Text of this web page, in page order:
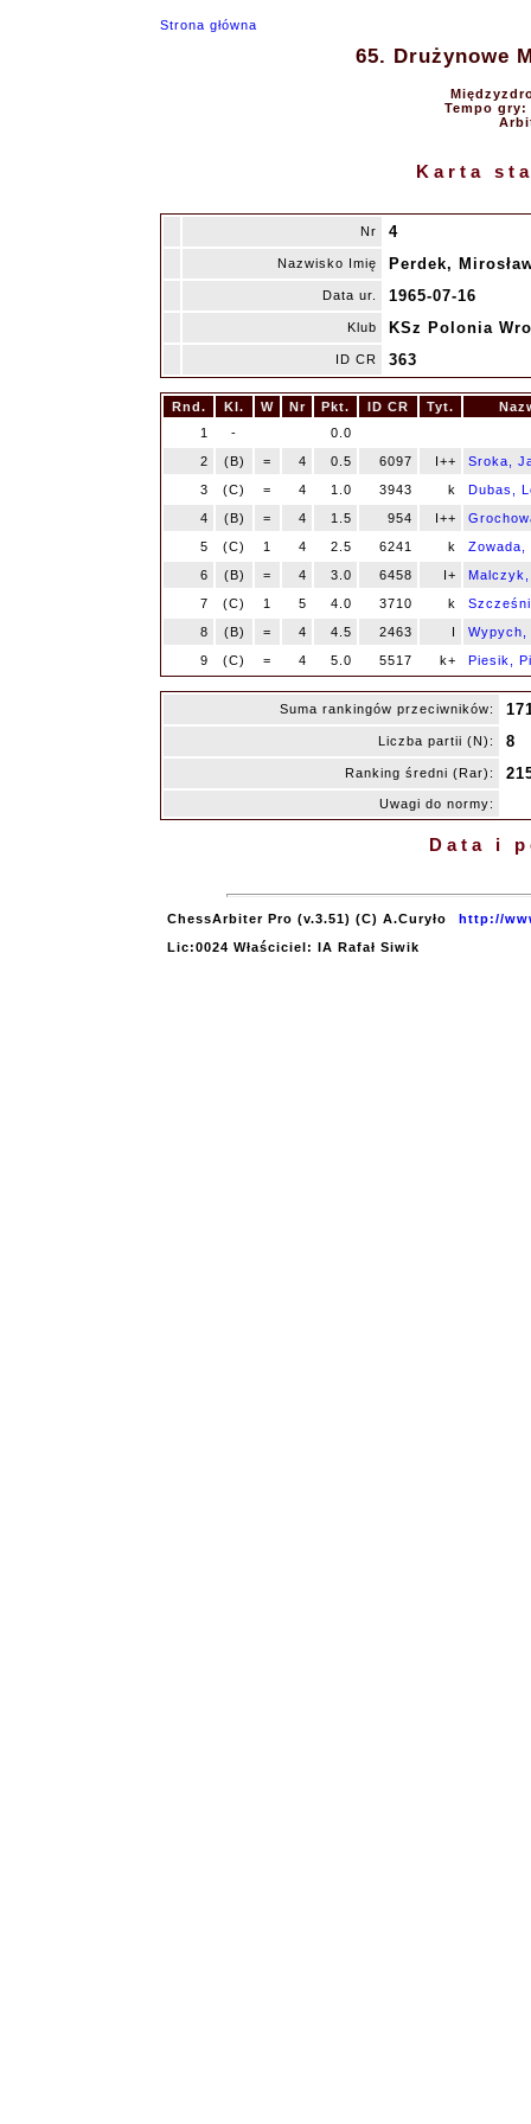
Strona główna
65. Drużynowe
Tempo gry:
Karta
Nr 4
Nazwisko Imię Perdek,
Data ur. 1965-07-16
Klub KSz Polonia
ID CR 363
Rnd. Kl. W Nr Pkt. ID CR Tyt.
1
-
0.0
2
(B) = 4 0.5 6097 I++
Sroka,
3
(C) = 4 1.0 3943 k
Dubas,
4
(B) = 4 1.5 954 I++
5
(C) 1 4 2.5 6241 k
Zowada,
6
(B) = 4 3.0 6458 I+
Malczyk,
7
(C) 1 5 4.0 3710 k
8
(B) = 4 4.5 2463 I
Wypych,
9
(C) = 4 5.0 5517 k+ Piesik,
Suma rankingów przeciwników:
Liczba partii (N): 8
Ranking średni (Rar):
Uwagi do normy:
Data i
ChessArbiter Pro (v.3.51) (C) A.Curyło
http://
Lic:0024 Właściciel: IA Rafał Siwik